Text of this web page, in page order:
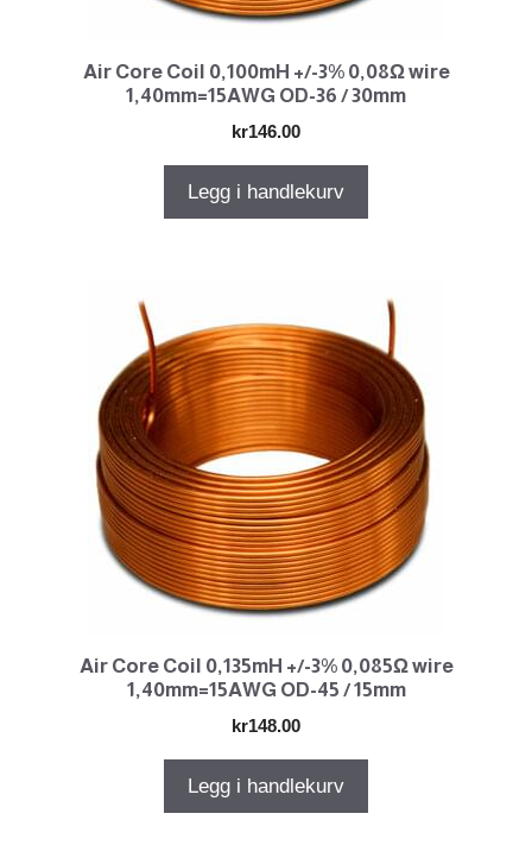
Air Core Coil 0,100mH +/-3% 0,08Ω wire
1,40mm=15AWG OD-36 / 30mm
kr146.00
Legg i handlekurv
Air Core Coil 0,135mH +/-3% 0,085Ω wire
1,40mm=15AWG OD-45 / 15mm
kr148.00
Legg i handlekurv